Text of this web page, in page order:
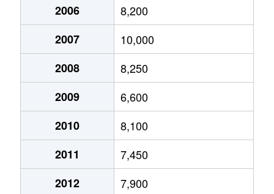
上目黒
上目黒
27,000万円
上目黒
2,300万円
上目黒
69,000万円
上目黒
9,000万円
上目黒
17,000万円
2006
8,200
2007
10,000
2008
8,250
2009
6,600
2010
8,100
2011
7,450
2012
7,900